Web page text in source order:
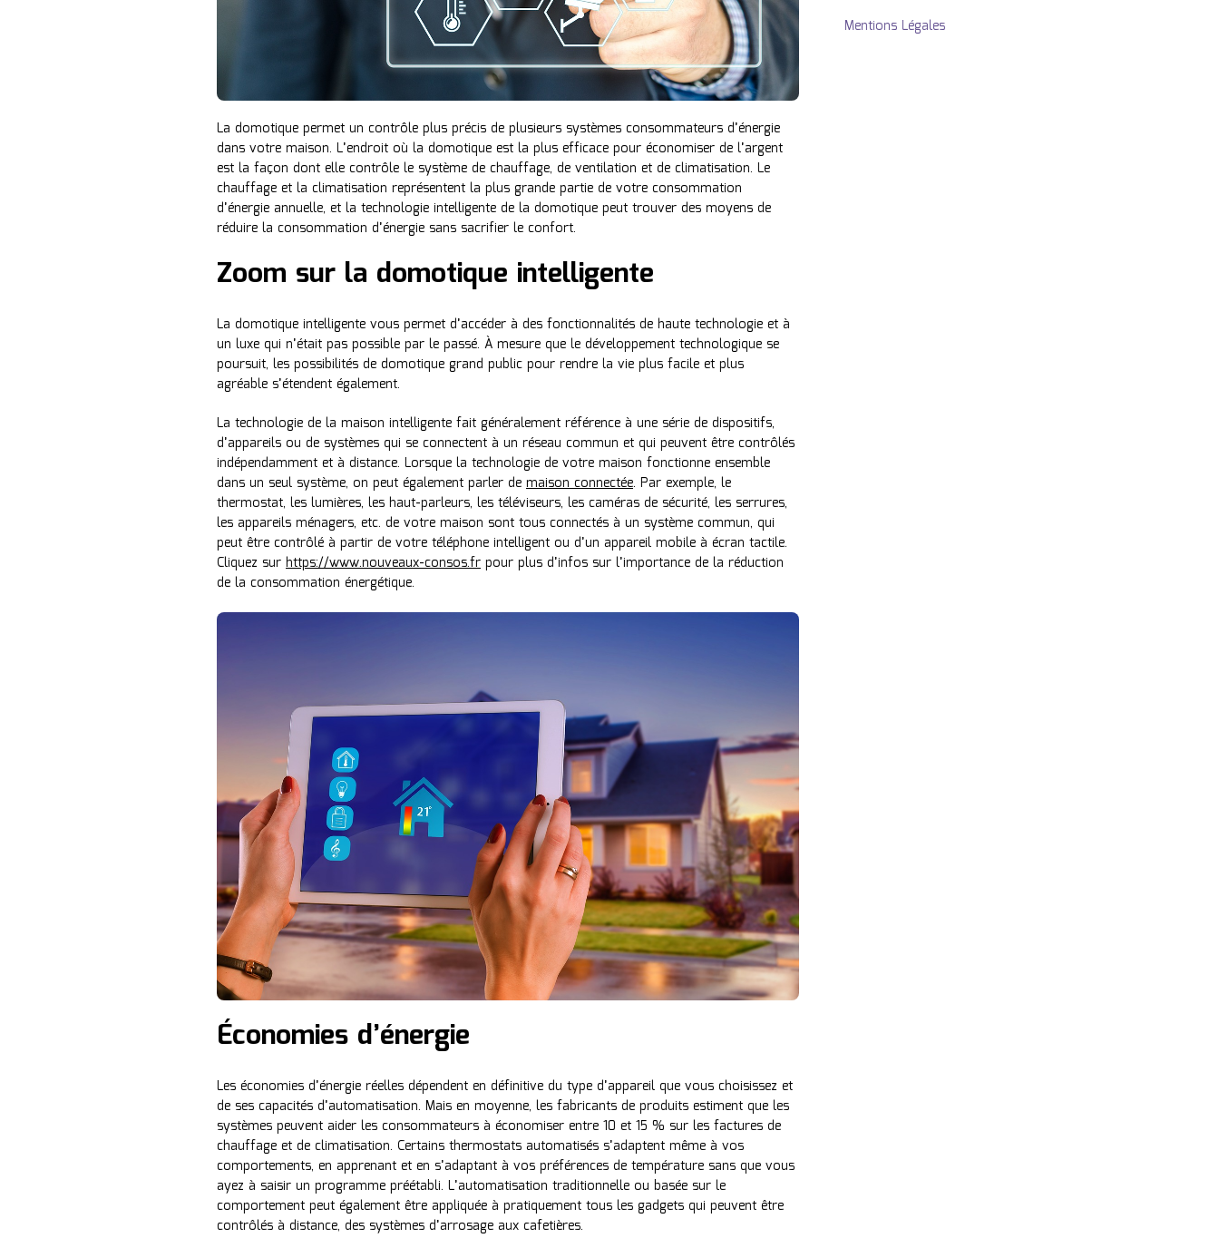
La domotique permet un contrôle plus précis de plusieurs systèmes consommateurs d’énergie
dans votre maison. L’endroit où la domotique est la plus efficace pour économiser de l’argent
est la façon dont elle contrôle le système de chauffage, de ventilation et de climatisation. Le
chauffage et la climatisation représentent la plus grande partie de votre consommation
d’énergie annuelle, et la technologie intelligente de la domotique peut trouver des moyens de
réduire la consommation d’énergie sans sacrifier le confort.
Zoom sur la domotique intelligente
La domotique intelligente vous permet d’accéder à des fonctionnalités de haute technologie et à
un luxe qui n’était pas possible par le passé. À mesure que le développement technologique se
poursuit, les possibilités de domotique grand public pour rendre la vie plus facile et plus
agréable s’étendent également.
La technologie de la maison intelligente fait généralement référence à une série de dispositifs,
d’appareils ou de systèmes qui se connectent à un réseau commun et qui peuvent être contrôlés
indépendamment et à distance. Lorsque la technologie de votre maison fonctionne ensemble
dans un seul système, on peut également parler de maison connectée. Par exemple, le
thermostat, les lumières, les haut-parleurs, les téléviseurs, les caméras de sécurité, les serrures,
les appareils ménagers, etc. de votre maison sont tous connectés à un système commun, qui
peut être contrôlé à partir de votre téléphone intelligent ou d’un appareil mobile à écran tactile.
Cliquez sur https://www.nouveaux-consos.fr pour plus d’infos sur l’importance de la réduction
de la consommation énergétique.
Économies d’énergie
Les économies d’énergie réelles dépendent en définitive du type d’appareil que vous choisissez et
de ses capacités d’automatisation. Mais en moyenne, les fabricants de produits estiment que les
systèmes peuvent aider les consommateurs à économiser entre 10 et 15 % sur les factures de
chauffage et de climatisation. Certains thermostats automatisés s’adaptent même à vos
comportements, en apprenant et en s’adaptant à vos préférences de température sans que vous
ayez à saisir un programme préétabli. L’automatisation traditionnelle ou basée sur le
comportement peut également être appliquée à pratiquement tous les gadgets qui peuvent être
contrôlés à distance, des systèmes d’arrosage aux cafetières.
Mentions Légales